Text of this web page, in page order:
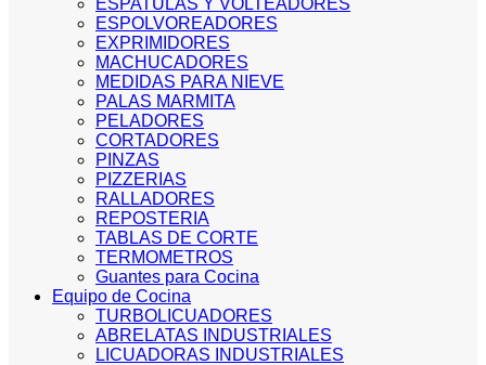
ESPATULAS Y VOLTEADORES
ESPOLVOREADORES
EXPRIMIDORES
MACHUCADORES
MEDIDAS PARA NIEVE
PALAS MARMITA
PELADORES
CORTADORES
PINZAS
PIZZERIAS
RALLADORES
REPOSTERIA
TABLAS DE CORTE
TERMOMETROS
Guantes para Cocina
Equipo de Cocina
TURBOLICUADORES
ABRELATAS INDUSTRIALES
LICUADORAS INDUSTRIALES